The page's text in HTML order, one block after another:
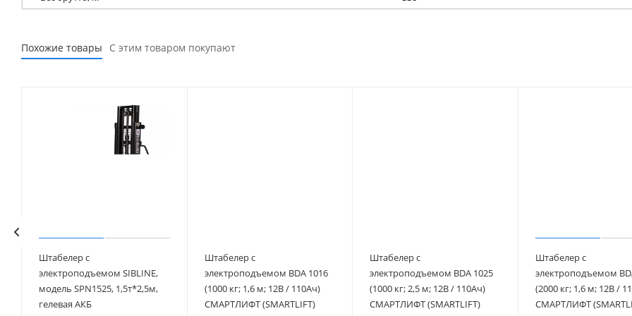
Похожие товары С этим товаром покупают
Штабелер с
электроподъемом SIBLINE,
модель SPN1525, 1,5т*2,5м,
гелевая АКБ
Штабелер с
электроподъемом BDA 1016
(1000 кг; 1,6 м; 12В / 110Ач)
СМАРТЛИФТ (SMARTLIFT)
Штабелер с
электроподъемом BDA 1025
(1000 кг; 2,5 м; 12В / 110Ач)
СМАРТЛИФТ (SMARTLIFT)
Штабелер с
электроподъемом
(2000 кг; 1,6 м; 12В /
СМАРТЛИФТ